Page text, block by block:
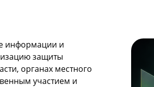
информации и
защиты
органах местного
участием и